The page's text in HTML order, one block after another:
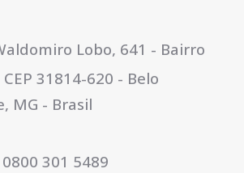
Lobo, 641 - Bairro
31814-620 - Belo
MG - Brasil
0800 301 5489